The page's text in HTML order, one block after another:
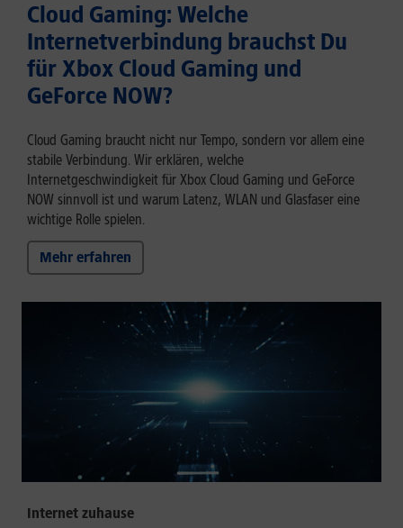
Cloud Gaming: Welche
Internetverbindung brauchst Du
für Xbox Cloud Gaming und
GeForce NOW?
Cloud Gaming braucht nicht nur Tempo, sondern vor allem eine
stabile Verbindung. Wir erklären, welche
Internetgeschwindigkeit für Xbox Cloud Gaming und GeForce
NOW sinnvoll ist und warum Latenz, WLAN und Glasfaser eine
wichtige Rolle spielen.
Mehr erfahren
Internet zuhause